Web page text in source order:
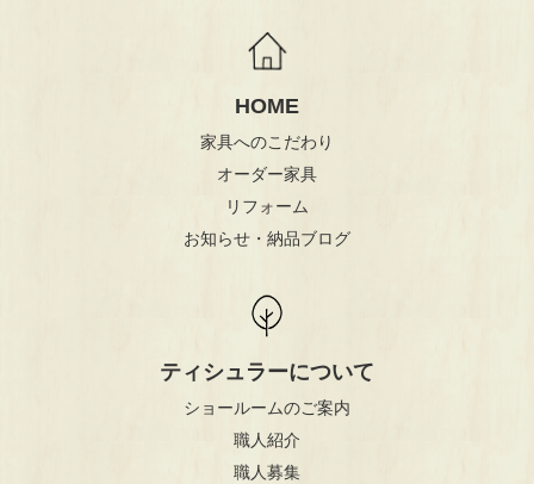
HOME
家具へのこだわり
オーダー家具
リフォーム
お知らせ・納品ブログ
ティシュラーについて
ショールームのご案内
職人紹介
職人募集